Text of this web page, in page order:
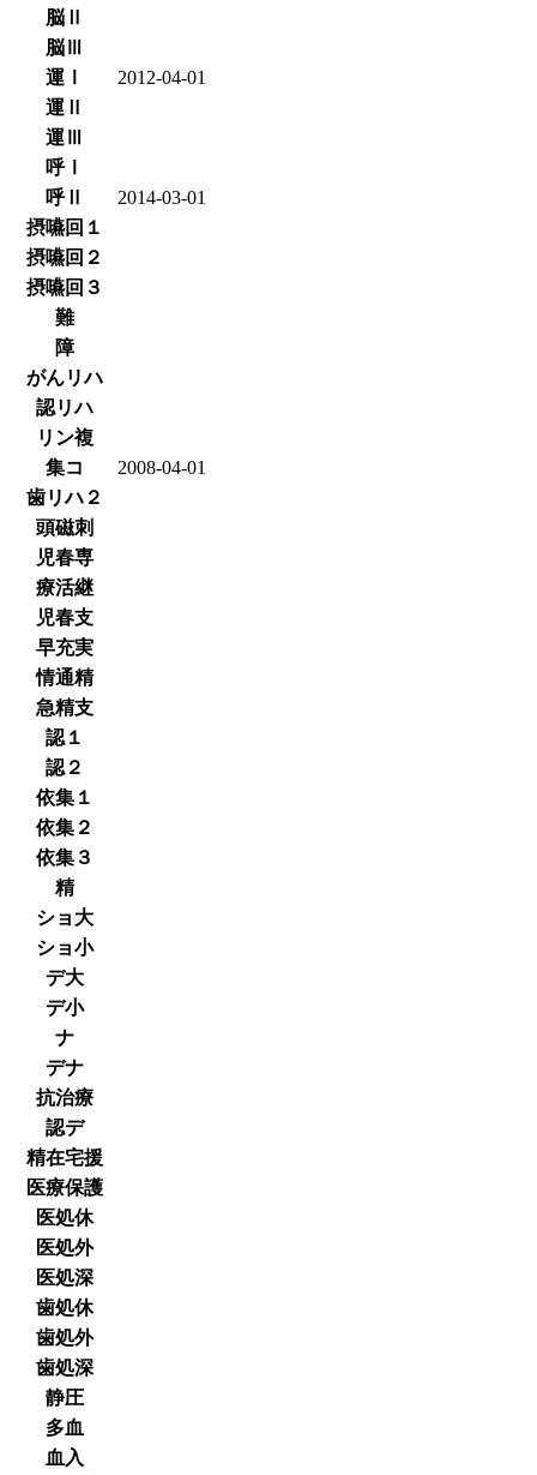
脳Ⅱ
脳Ⅲ
運Ⅰ
2012-04-01
運Ⅱ
運Ⅲ
呼Ⅰ
呼Ⅱ
2014-03-01
摂嚥回１
摂嚥回２
摂嚥回３
難
障
がんリハ
認リハ
リン複
集コ
2008-04-01
歯リハ２
頭磁刺
児春専
療活継
児春支
早充実
情通精
急精支
認１
認２
依集１
依集２
依集３
精
ショ大
ショ小
デ大
デ小
ナ
デナ
抗治療
認デ
精在宅援
医療保護
医処休
医処外
医処深
歯処休
歯処外
歯処深
静圧
多血
血入